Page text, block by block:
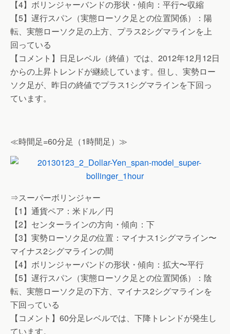
【4】ボリンジャーバンドの形状・傾向：平行〜収縮
【5】遅行スパン（実態ローソク足との位置関係）：陽
転、実態ローソク足の上方、プラス2シグマラインを上
回っている
【コメント】日足レベル（終値）では、2012年12月12日
からの上昇トレンドが継続しています。但し、実勢ロー
ソク足が、昨日の終値でプラス1シグマラインを下回っ
ています。
≪時間足=60分足（1時間足）≫
⇒スーパーボリンジャー
【1】通貨ペア：米ドル／円
【2】センターラインの方向・傾向：下
【3】実勢ローソク足の位置：マイナス1シグマライン〜
マイナス2シグマラインの間
【4】ボリンジャーバンドの形状・傾向：拡大〜平行
【5】遅行スパン（実態ローソク足との位置関係）：陰
転、実態ローソク足の下方、マイナス2シグマラインを
下回っている
【コメント】60分足レベルでは、下降トレンドが発生し
ています。